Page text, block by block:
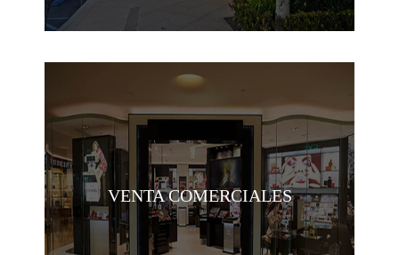
VENTA COMERCIALES